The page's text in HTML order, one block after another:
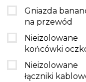
Gniazda
na przewód
Nieizolowane
końcówki
Nieizolowane
łączniki